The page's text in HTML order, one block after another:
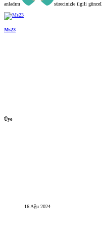
anladım sürecinizle ilgili
Ms23
Üye
16 Ağu 2024